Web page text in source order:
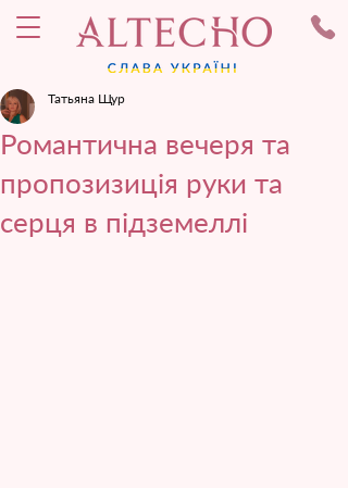
Романтична вечеря та
пропозизиція руки та
серця в підземеллі
Татьяна Щур